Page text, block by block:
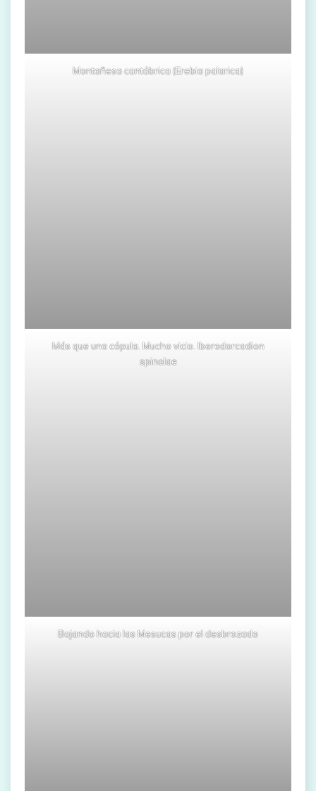
Montañesa cantábrica (Erebia palarica)
Más que una cópula. Mucho vicio. Iberodorcadion
spinolae
Bajando hacia las Mesucas por el desbrozado